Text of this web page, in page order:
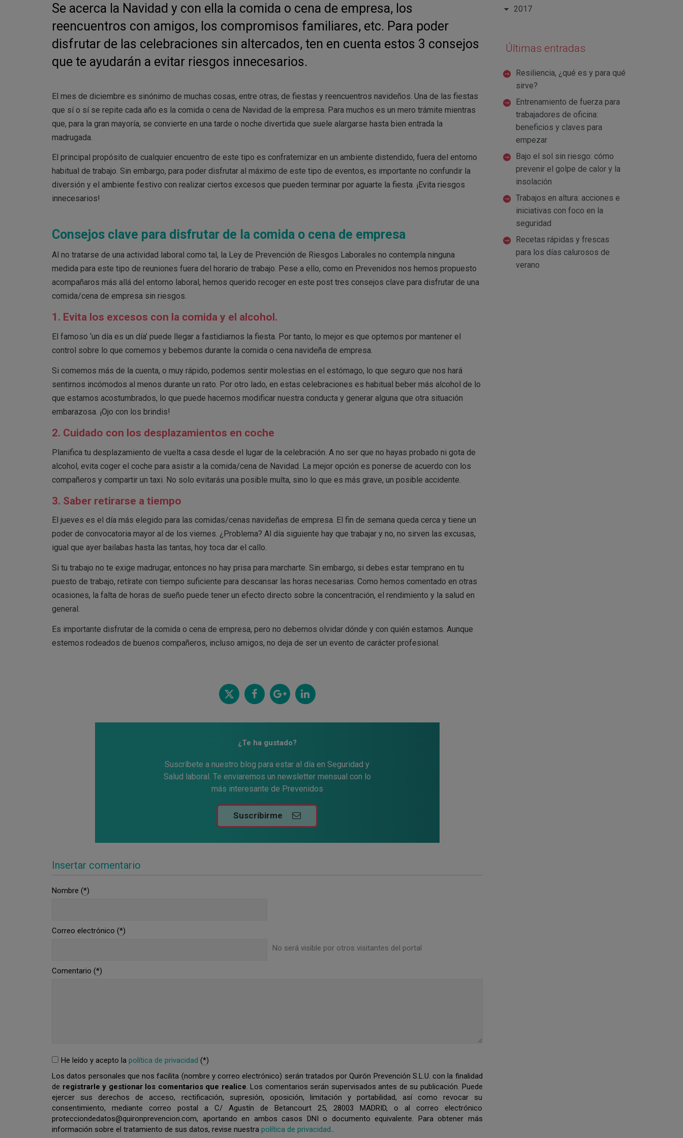
Se acerca la Navidad y con ella la comida o cena de empresa, los
reencuentros con amigos, los compromisos familiares, etc. Para poder
disfrutar de las celebraciones sin altercados, ten en cuenta estos 3 consejos
que te ayudarán a evitar riesgos innecesarios.
El mes de diciembre es sinónimo de muchas cosas, entre otras, de fiestas y reencuentros navideños. Una de las fiestas
que sí o sí se repite cada año es la comida o cena de Navidad de la empresa. Para muchos es un mero trámite mientras
que, para la gran mayoría, se convierte en una tarde o noche divertida que suele alargarse hasta bien entrada la
madrugada.
El principal propósito de cualquier encuentro de este tipo es confraternizar en un ambiente distendido, fuera del entorno
habitual de trabajo. Sin embargo, para poder disfrutar al máximo de este tipo de eventos, es importante no confundir la
diversión y el ambiente festivo con realizar ciertos excesos que pueden terminar por aguarte la fiesta. ¡Evita riesgos
innecesarios!
Consejos clave para disfrutar de la comida o cena de empresa
Al no tratarse de una actividad laboral como tal, la Ley de Prevención de Riesgos Laborales no contempla ninguna
medida para este tipo de reuniones fuera del horario de trabajo. Pese a ello, como en Prevenidos nos hemos propuesto
acompañaros más allá del entorno laboral, hemos querido recoger en este post tres consejos clave para disfrutar de una
comida/cena de empresa sin riesgos.
1. Evita los excesos con la comida y el alcohol.
El famoso ‘un día es un día’ puede llegar a fastidiarnos la fiesta. Por tanto, lo mejor es que optemos por mantener el
control sobre lo que comemos y bebemos durante la comida o cena navideña de empresa.
Si comemos más de la cuenta, o muy rápido, podemos sentir molestias en el estómago, lo que seguro que nos hará
sentirnos incómodos al menos durante un rato. Por otro lado, en estas celebraciones es habitual beber más alcohol de lo
que estamos acostumbrados, lo que puede hacernos modificar nuestra conducta y generar alguna que otra situación
embarazosa. ¡Ojo con los brindis!
2. Cuidado con los desplazamientos en coche
Planifica tu desplazamiento de vuelta a casa desde el lugar de la celebración. A no ser que no hayas probado ni gota de
alcohol, evita coger el coche para asistir a la comida/cena de Navidad. La mejor opción es ponerse de acuerdo con los
compañeros y compartir un taxi. No solo evitarás una posible multa, sino lo que es más grave, un posible accidente.
3. Saber retirarse a tiempo
El jueves es el día más elegido para las comidas/cenas navideñas de empresa. El fin de semana queda cerca y tiene un
poder de convocatoria mayor al de los viernes. ¿Problema? Al día siguiente hay que trabajar y no, no sirven las excusas,
igual que ayer bailabas hasta las tantas, hoy toca dar el callo.
Si tu trabajo no te exige madrugar, entonces no hay prisa para marcharte. Sin embargo, si debes estar temprano en tu
puesto de trabajo, retírate con tiempo suficiente para descansar las horas necesarias. Como hemos comentado en otras
ocasiones, la falta de horas de sueño puede tener un efecto directo sobre la concentración, el rendimiento y la salud en
general.
Es importante disfrutar de la comida o cena de empresa, pero no debemos olvidar dónde y con quién estamos. Aunque
estemos rodeados de buenos compañeros, incluso amigos, no deja de ser un evento de carácter profesional.
¿Te ha gustado?
Suscríbete a nuestro blog para estar al día en Seguridad y
Salud laboral. Te enviaremos un newsletter mensual con lo
más interesante de Prevenidos
Suscribirme
Insertar comentario
Nombre (*)
Correo electrónico (*)
No será visible por otros visitantes del portal
Comentario (*)
He leído y acepto la política de privacidad (*)
Los datos personales que nos facilita (nombre y correo electrónico) serán tratados por Quirón Prevención S.L.U. con la finalidad
de registrarle y gestionar los comentarios que realice. Los comentarios serán supervisados antes de su publicación. Puede
ejercer sus derechos de acceso, rectificación, supresión, oposición, limitación y portabilidad, así como revocar su
consentimiento, mediante correo postal a C/ Agustín de Betancourt 25, 28003 MADRID, o al correo electrónico
protecciondedatos@quironprevencion.com, aportando en ambos casos DNI o documento equivalente. Para obtener más
información sobre el tratamiento de sus datos, revise nuestra política de privacidad..
2017
Últimas entradas
Resiliencia, ¿qué es y para qué
sirve?
Entrenamiento de fuerza para
trabajadores de oficina:
beneficios y claves para
empezar
Bajo el sol sin riesgo: cómo
prevenir el golpe de calor y la
insolación
Trabajos en altura: acciones e
iniciativas con foco en la
seguridad
Recetas rápidas y frescas
para los días calurosos de
verano